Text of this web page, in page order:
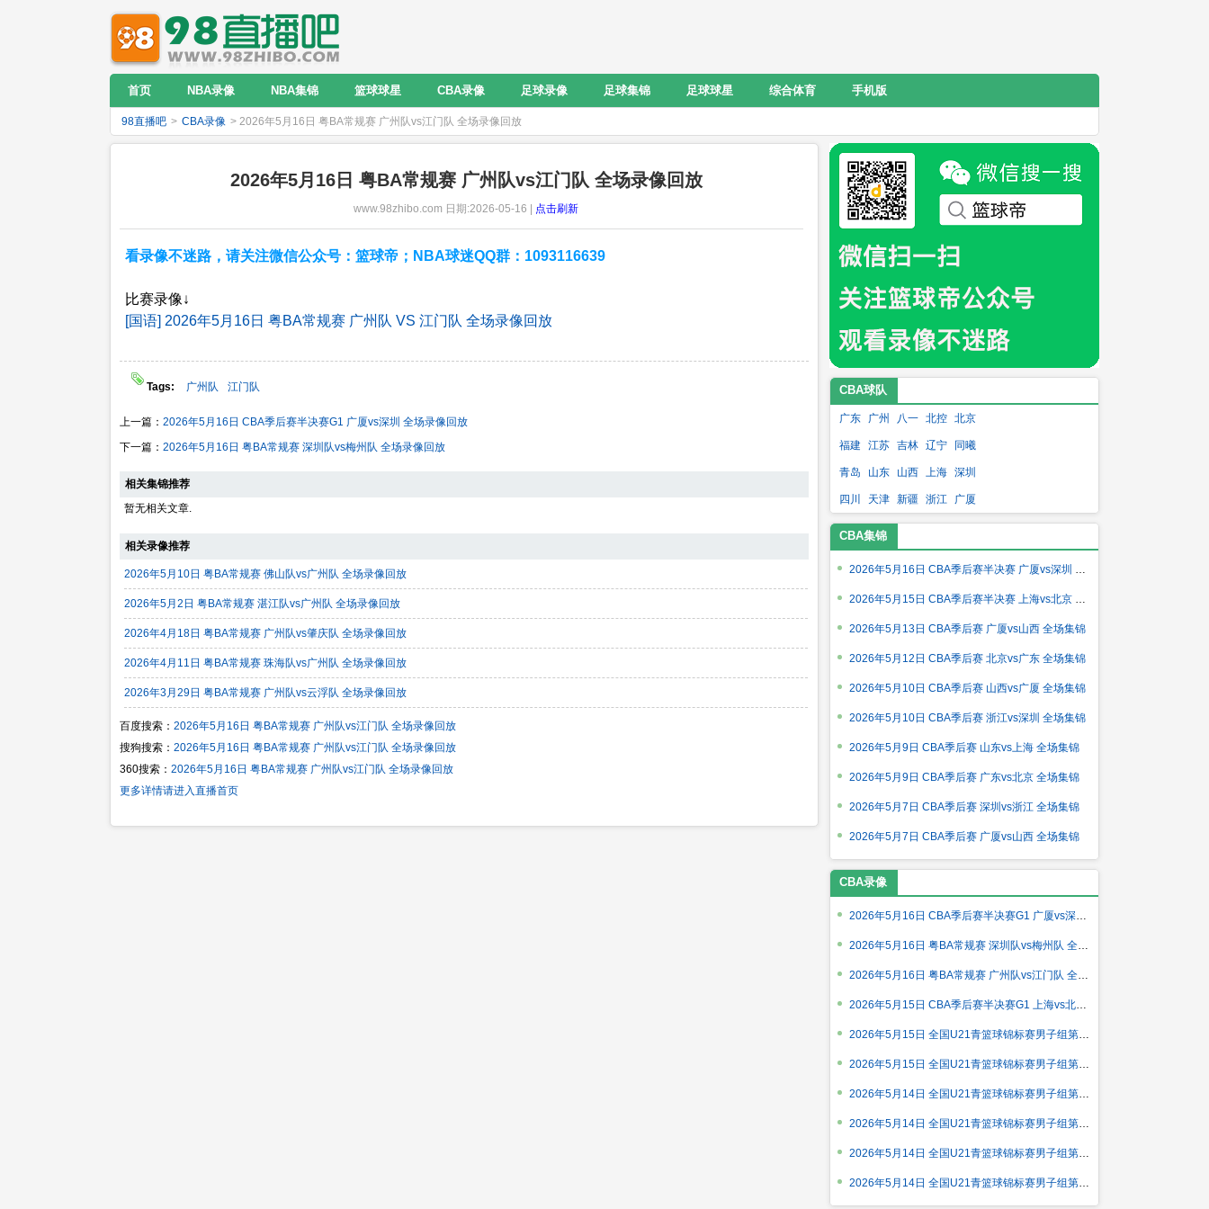
首页 NBA录像 NBA集锦 篮球球星 CBA录像 足球录像 足球集锦 足球球星 综合体育 手机版
98直播吧 > CBA录像 > 2026年5月16日 粤BA常规赛 广州队vs江门队 全场录像回放
2026年5月16日 粤BA常规赛 广州队vs江门队 全场录像回放
www.98zhibo.com 日期:2026-05-16 | 点击刷新
看录像不迷路，请关注微信公众号：篮球帝；NBA球迷QQ群：1093116639
比赛录像↓
[国语] 2026年5月16日 粤BA常规赛 广州队 VS 江门队 全场录像回放
Tags: 广州队 江门队
上一篇： 2026年5月16日 CBA季后赛半决赛G1 广厦vs深圳 全场录像回放
下一篇： 2026年5月16日 粤BA常规赛 深圳队vs梅州队 全场录像回放
相关集锦推荐
暂无相关文章.
相关录像推荐
2026年5月10日 粤BA常规赛 佛山队vs广州队 全场录像回放
2026年5月2日 粤BA常规赛 湛江队vs广州队 全场录像回放
2026年4月18日 粤BA常规赛 广州队vs肇庆队 全场录像回放
2026年4月11日 粤BA常规赛 珠海队vs广州队 全场录像回放
2026年3月29日 粤BA常规赛 广州队vs云浮队 全场录像回放
百度搜索： 2026年5月16日 粤BA常规赛 广州队vs江门队 全场录像回放
搜狗搜索： 2026年5月16日 粤BA常规赛 广州队vs江门队 全场录像回放
360搜索： 2026年5月16日 粤BA常规赛 广州队vs江门队 全场录像回放
更多详情请进入直播首页
CBA球队
广东 广州 八一 北控 北京
福建 江苏 吉林 辽宁 同曦
青岛 山东 山西 上海 深圳
四川 天津 新疆 浙江 广厦
CBA集锦
2026年5月16日 CBA季后赛半决赛 广厦vs深圳 全场集锦
2026年5月15日 CBA季后赛半决赛 上海vs北京 全场集锦
2026年5月13日 CBA季后赛 广厦vs山西 全场集锦
2026年5月12日 CBA季后赛 北京vs广东 全场集锦
2026年5月10日 CBA季后赛 山西vs广厦 全场集锦
2026年5月10日 CBA季后赛 浙江vs深圳 全场集锦
2026年5月9日 CBA季后赛 山东vs上海 全场集锦
2026年5月9日 CBA季后赛 广东vs北京 全场集锦
2026年5月7日 CBA季后赛 深圳vs浙江 全场集锦
2026年5月7日 CBA季后赛 广厦vs山西 全场集锦
CBA录像
2026年5月16日 CBA季后赛半决赛G1 广厦vs深圳 全场录像回放
2026年5月16日 粤BA常规赛 深圳队vs梅州队 全场录像回放
2026年5月16日 粤BA常规赛 广州队vs江门队 全场录像回放
2026年5月15日 CBA季后赛半决赛G1 上海vs北京 全场录像回放
2026年5月15日 全国U21青篮球锦标赛男子组第5轮 山西汾酒U21vs龙
2026年5月15日 全国U21青篮球锦标赛男子组第5轮 青岛国信海天U21
2026年5月14日 全国U21青篮球锦标赛男子组第4轮 苏科雄狮U21vs新
2026年5月14日 全国U21青篮球锦标赛男子组第4轮 广东宏远U21vs南
2026年5月14日 全国U21青篮球锦标赛男子组第4轮 浙江稠州银行U21
2026年5月14日 全国U21青篮球锦标赛男子组第4轮 浙江广厦U21vs山